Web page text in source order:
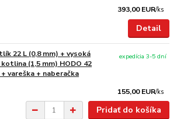
393,00 EUR/ks
Detail
22 L (0,8 mm) + vysoká
(1,5 mm) HODO 42
+ vareška + naberačka
155,00 EUR/ks
expedícia 3-5 dní
Pridať do košíka